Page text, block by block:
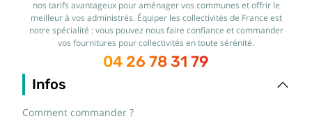
nos tarifs avantageux pour aménager vos communes et offrir le
meilleur à vos administrés. Équiper les collectivités de France est
notre spécialité : vous pouvez nous faire confiance et commander
vos fournitures pour collectivités en toute sérénité.
04 26 78 31 79
Infos
Comment commander ?